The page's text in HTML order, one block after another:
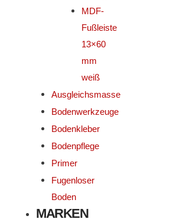
MDF-
Fußleiste
13×60
mm
weiß
Ausgleichsmasse
Bodenwerkzeuge
Bodenkleber
Bodenpflege
Primer
Fugenloser
Boden
MARKEN